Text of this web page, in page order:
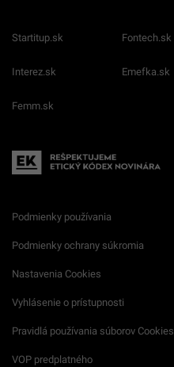
Startitup.sk Fontech.sk
Interez.sk Emefka.sk
Femm.sk
Podmienky používania
Podmienky ochrany súkromia
Nastavenia Cookies
Vyhlásenie o prístupnosti
Pravidlá používania súborov Cookies
VOP predplatného